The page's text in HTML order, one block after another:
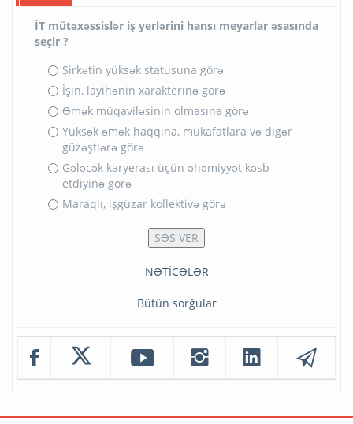
İT mütəxəssislər iş yerlərini hansı meyarlar əsasında
seçir ?
Şirkətin yüksək statusuna görə
İşin, layihənin xarakterinə görə
Əmək müqaviləsinin olmasına görə
Yüksək əmək haqqına, mükafatlara və digər
güzəştlərə görə
Gələcək karyerası üçün əhəmiyyət kəsb
etdiyinə görə
Maraqlı, işgüzar kollektivə görə
NƏTİCƏLƏR
Bütün sorğular